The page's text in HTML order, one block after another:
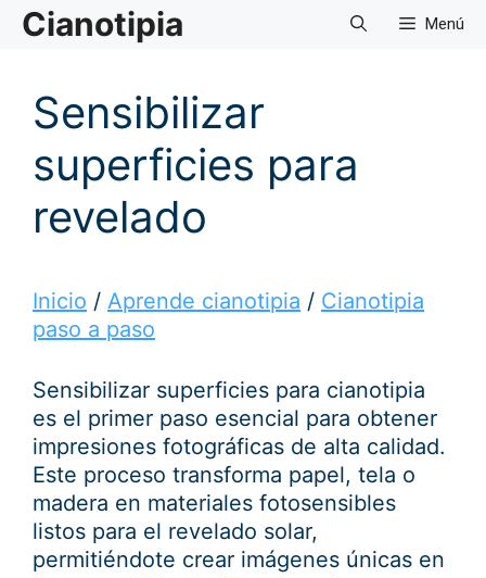
Saltar
Cianotipia Menú
Sensibilizar
superficies para
revelado
Inicio / Aprende cianotipia / Cianotipia
paso a paso
Sensibilizar superficies para cianotipia
es el primer paso esencial para obtener
impresiones fotográficas de alta calidad.
Este proceso transforma papel, tela o
madera en materiales fotosensibles
listos para el revelado solar,
permitiéndote crear imágenes únicas en